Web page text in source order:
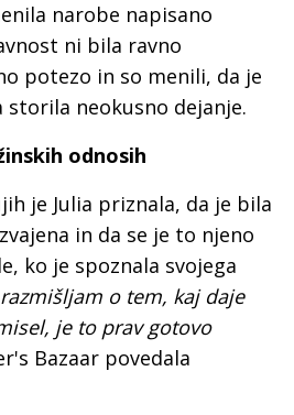
narobe napisano
ni bila ravno
potezo in so menili, da je
neokusno dejanje.
odnosih
je Julia priznala, da je bila
in da se je to njeno
ko je spoznala svojega
o tem, kaj daje
je to prav gotovo
Bazaar povedala